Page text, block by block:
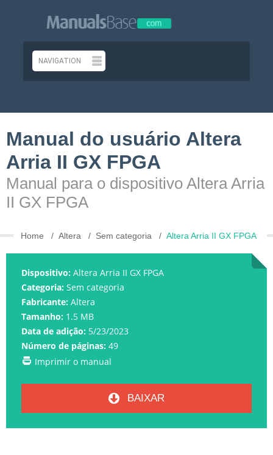
Manual do usuário Altera
Arria II GX FPGA
Manual para o dispositivo Altera Arria
II GX FPGA
Home Altera Sem categoria Altera Arria II GX FPGA
Dispositivo: Altera Arria II GX FPGA
Categoria: Sem categoria
Fabricante: Altera
Tamanho: 1.5 MB
Data de adição: 5/23/2023
Número de páginas: 49
Imprimir o manual
BAIXAR